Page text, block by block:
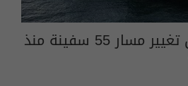
الجيش الأمريكي يعلن تغيير مسار 55 سفينة منذ